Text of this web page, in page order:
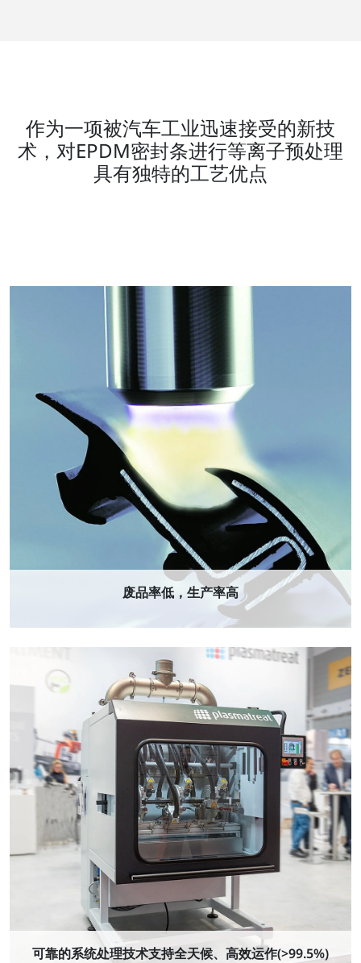
作为一项被汽车工业迅速接受的新技
术，对EPDM密封条进行等离子预处理
具有独特的工艺优点
废品率低，生产率高
可靠的系统处理技术支持全天候、高效运作(>99.5%)